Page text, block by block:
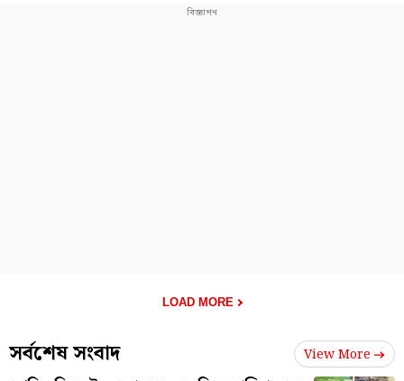
LOAD MORE
সর্বশেষ সংবাদ View More